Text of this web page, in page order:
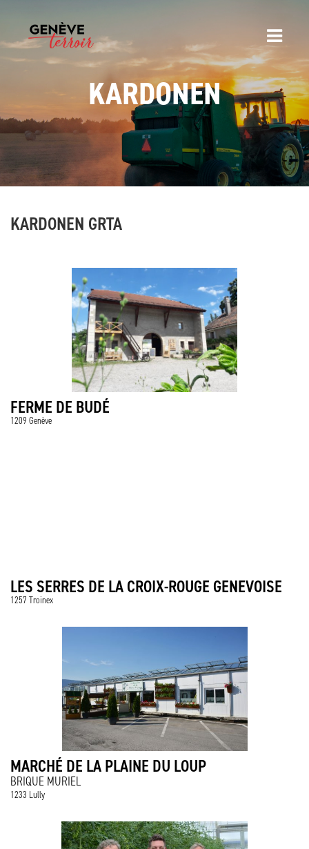
KARDONEN
KARDONEN GRTA
FERME DE BUDÉ
1209 Genève
LES SERRES DE LA CROIX-ROUGE GENEVOISE
1257 Troinex
MARCHÉ DE LA PLAINE DU LOUP
BRIQUE MURIEL
1233 Lully